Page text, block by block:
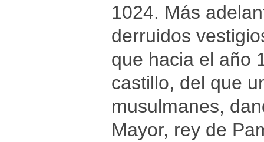
1024. Más
derruidos
que hacia el año
castillo, del que
musulmanes,
Mayor, rey de